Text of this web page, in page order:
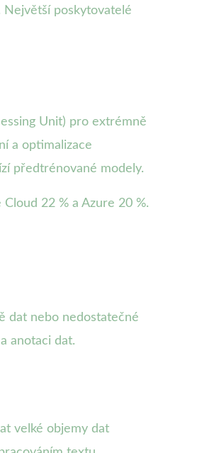
Největší poskytovatelé
Unit) pro extrémně
a optimalizace
předtrénované modely.
22 % a Azure 20 %.
dat nebo nedostatečné
anotaci dat.
velké objemy dat